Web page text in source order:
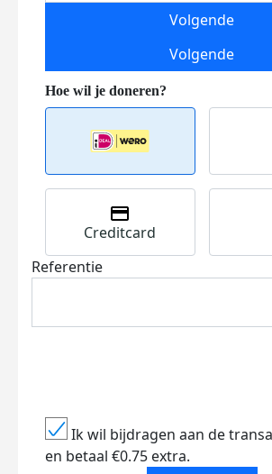
Volgende
Volgende
Creditcard
Referentie
Ik wil bijdragen aan de
en betaal €0.75 extra.